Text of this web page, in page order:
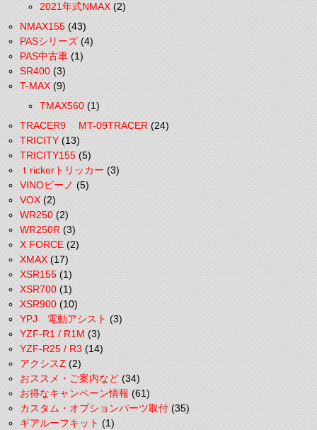
2021年式NMAX(2)
NMAX155(43)
PASシリーズ(4)
PAS中古車(1)
SR400(3)
T-MAX(9)
TMAX560(1)
TRACER9 MT-09TRACER(24)
TRICITY(13)
TRICITY155(5)
ｔrickerトリッカー(3)
VINOビーノ(5)
VOX(2)
WR250(2)
WR250R(3)
X FORCE(2)
XMAX(17)
XSR155(1)
XSR700(1)
XSR900(10)
YPJ 電動アシスト(3)
YZF-R1 / R1M(3)
YZF-R25 / R3(14)
アクシスZ(2)
おススメ・ご案内など(34)
お得なキャンペーン情報(61)
カスタム・オプションパーツ取付(35)
ギアルーフキット(1)